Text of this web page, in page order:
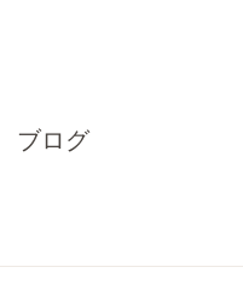
ブログ